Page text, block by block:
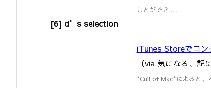
ことができ …
[6] d’s selection
iTunes Storeでコン
（via 気になる、記
*Cult of Mac*によると、